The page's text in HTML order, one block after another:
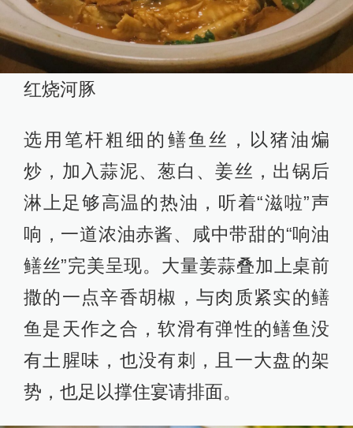
红烧河豚
选用笔杆粗细的鳝鱼丝，以猪油煸
炒，加入蒜泥、葱白、姜丝，出锅后
淋上足够高温的热油，听着“滋啦”声
响，一道浓油赤酱、咸中带甜的“响油
鳝丝”完美呈现。大量姜蒜叠加上桌前
撒的一点辛香胡椒，与肉质紧实的鳝
鱼是天作之合，软滑有弹性的鳝鱼没
有土腥味，也没有刺，且一大盘的架
势，也足以撑住宴请排面。